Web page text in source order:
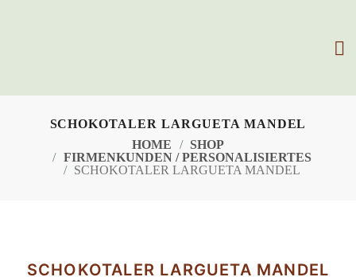
SCHOKOTALER LARGUETA MANDEL
HOME
SHOP
FIRMEN­KUNDEN / PER­SO­NA­LI­SIER­TES
SCHOKOTALER LARGUETA MANDEL
SCHOKOTALER LARGUETA MANDEL